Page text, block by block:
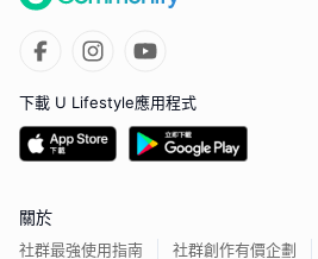
下載 U Lifestyle應用程式
關於
社群最強使用指南 社群創作有價企劃